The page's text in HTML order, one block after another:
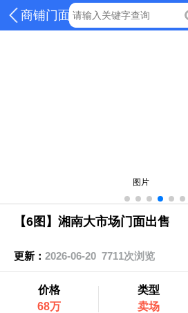
商铺门面
图片
【6图】湘南大市场门面出售
更新： 2026-06-20 7711次浏览
价格
68万
类型
卖场